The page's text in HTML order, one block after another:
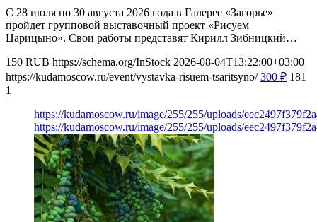
С 28 июля по 30 августа 2026 года в Галерее «Загорье»
пройдет групповой выставочный проект «Рисуем
Царицыно». Свои работы представят Кирилл Зибницкий…
150 RUB https://schema.org/InStock 2026-08-04T13:22:00+03:00
https://kudamoscow.ru/event/vystavka-risuem-tsaritsyno/ 300 ₽ 181
1
https://kudamoscow.ru/image/255/255/uploads/
https://kudamoscow.ru/image/255/255/uploads/